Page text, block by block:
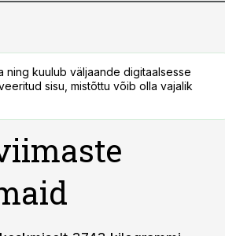
ning kuulub väljaande digitaalsesse
sisu, mistõttu võib olla vajalik